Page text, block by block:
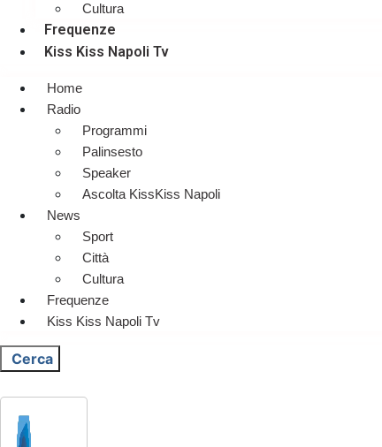
Cultura
Frequenze
Kiss Kiss Napoli Tv
Home
Radio
Programmi
Palinsesto
Speaker
Ascolta KissKiss Napoli
News
Sport
Città
Cultura
Frequenze
Kiss Kiss Napoli Tv
Cerca